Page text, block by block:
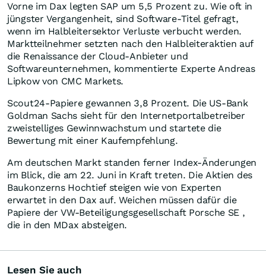
Vorne im Dax legten SAP um 5,5 Prozent zu. Wie oft in
jüngster Vergangenheit, sind Software-Titel gefragt,
wenn im Halbleitersektor Verluste verbucht werden.
Marktteilnehmer setzten nach den Halbleiteraktien auf
die Renaissance der Cloud-Anbieter und
Softwareunternehmen, kommentierte Experte Andreas
Lipkow von CMC Markets.
Scout24-Papiere gewannen 3,8 Prozent. Die US-Bank
Goldman Sachs sieht für den Internetportalbetreiber
zweistelliges Gewinnwachstum und startete die
Bewertung mit einer Kaufempfehlung.
Am deutschen Markt standen ferner Index-Änderungen
im Blick, die am 22. Juni in Kraft treten. Die Aktien des
Baukonzerns Hochtief steigen wie von Experten
erwartet in den Dax auf. Weichen müssen dafür die
Papiere der VW-Beteiligungsgesellschaft Porsche SE ,
die in den MDax absteigen.
Lesen Sie auch